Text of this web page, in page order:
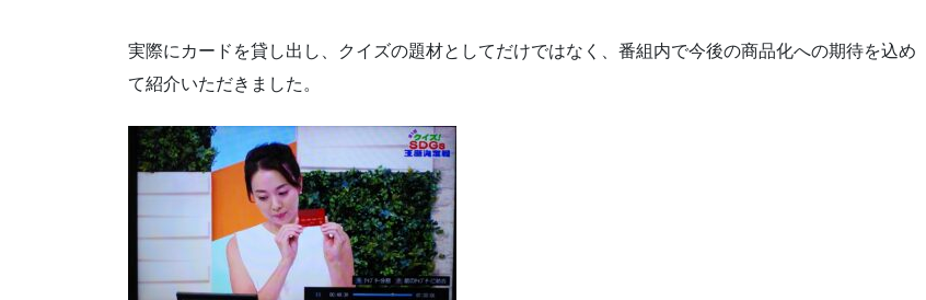
実際にカードを貸し出し、クイズの題材としてだけではなく、番組内で今後の商品化への期待を込め
て紹介いただきました。